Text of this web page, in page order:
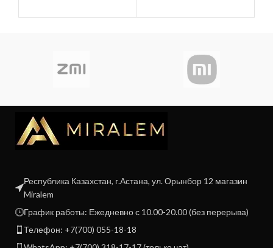
Республика Казахстан, г.Астана, ул. Орынбор 12 магазин
Miralem
График работы: Ежедневно с 10.00-20.00 (без перерыва)
Телефон: +7(700) 055-18-18